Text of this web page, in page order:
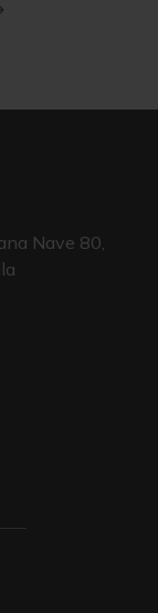
Nave 80,